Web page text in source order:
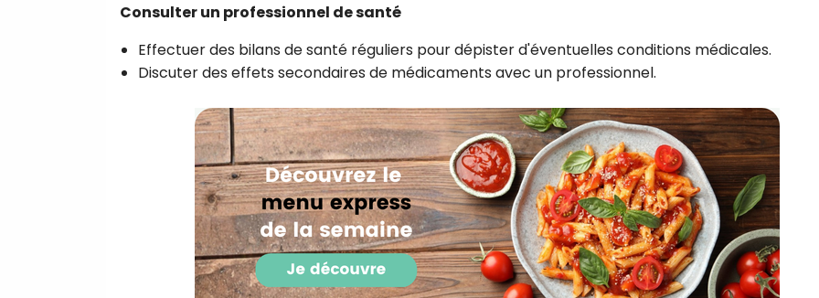
Consulter un professionnel de santé
Effectuer des bilans de santé réguliers pour dépister d'éventuelles conditions médicales.
Discuter des effets secondaires de médicaments avec un professionnel.